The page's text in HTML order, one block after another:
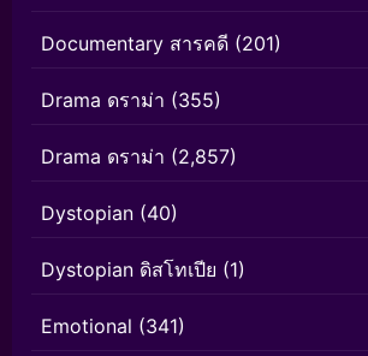
Documentary สารคดี (201)
Drama ดราม่า (355)
Drama ดราม่า (2,857)
Dystopian (40)
Dystopian ดิสโทเปีย (1)
Emotional (341)